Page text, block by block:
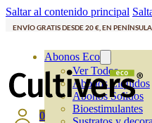
Saltar al contenido principal
ENVÍO GRATIS DESDE 20 €, EN
Abonos Eco
Ver Todos
Abonos Líquidos
Abonos Solidos
Bioestimulantes
0